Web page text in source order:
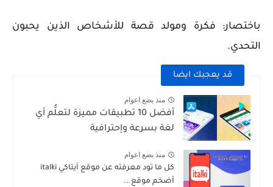
باختصار: فكرة ومولد قصة للأشخاص الذين يحبون
التحدي.
قد يعجبك ايضا
منذ بضع اعوام
أفضل 10 تطبيقات مميزة لتعلُّم أي
لغة بسرعة وإحترافية
منذ بضع اعوام
كل ما تود معرفته عن موقع آيتاكي italki
أضخم موقع...